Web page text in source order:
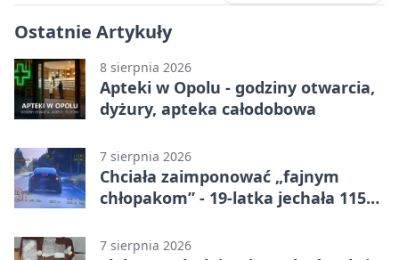
Ostatnie Artykuły
8 sierpnia 2026
Apteki w Opolu - godziny otwarcia,
dyżury, apteka całodobowa
7 sierpnia 2026
Chciała zaimponować „fajnym
chłopakom” - 19-latka jechała 115
7 sierpnia 2026